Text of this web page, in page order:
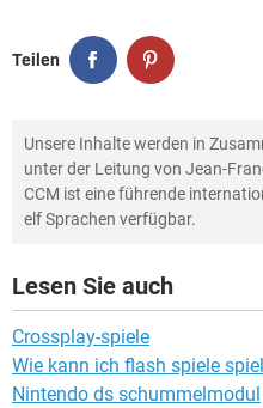
Teilen
Unsere Inhalte werden in
unter der Leitung von Jean-
CCM ist eine führende
elf Sprachen verfügbar.
Lesen Sie auch
Crossplay-spiele
Wie kann ich flash spiele
Nintendo ds schummelmodul